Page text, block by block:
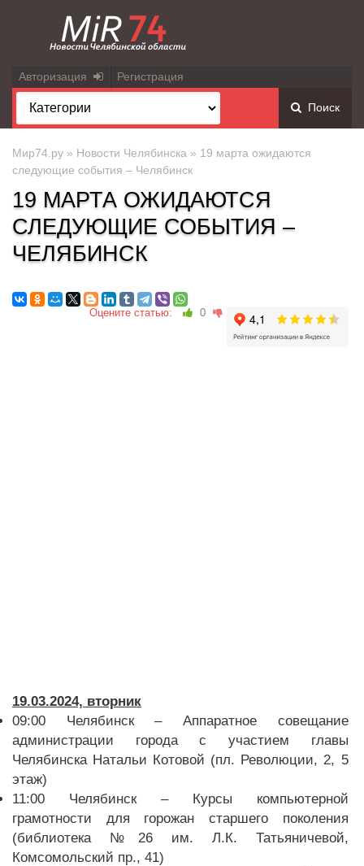
Авторизация Регистрация
Поиск
Мир74.ру » Новости Челябинска » 19 марта ожидаются
следующие события – Челябинск
19 МАРТА ОЖИДАЮТСЯ
СЛЕДУЮЩИЕ СОБЫТИЯ –
ЧЕЛЯБИНСК
Оцените статью: 0
19.03.2024, вторник
09:00 Челябинск – Аппаратное совещание
администрации города с участием главы
Челябинска Натальи Котовой (пл. Революции, 2, 5
этаж)
11:00 Челябинск – Курсы компьютерной
грамотности для горожан старшего поколения
(библиотека №26 им. Л.К. Татьяничевой,
Комсомольский пр., 41)